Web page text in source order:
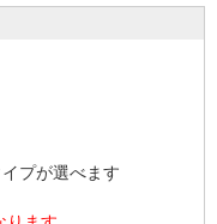
プが選べます